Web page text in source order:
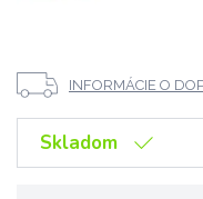
INFORMÁCIE O
Skladom